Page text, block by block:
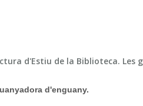
d'Estiu de la Biblioteca. Les
d'enguany.